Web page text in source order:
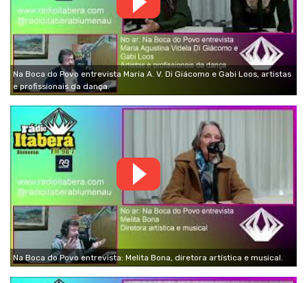
Na Boca do Povo entrevista Maria A. V. Di Giácomo e Gabi Loos, artistas
e profissionais da dança.
Na Boca do Povo entrevista: Melita Bona, diretora artística e musical.